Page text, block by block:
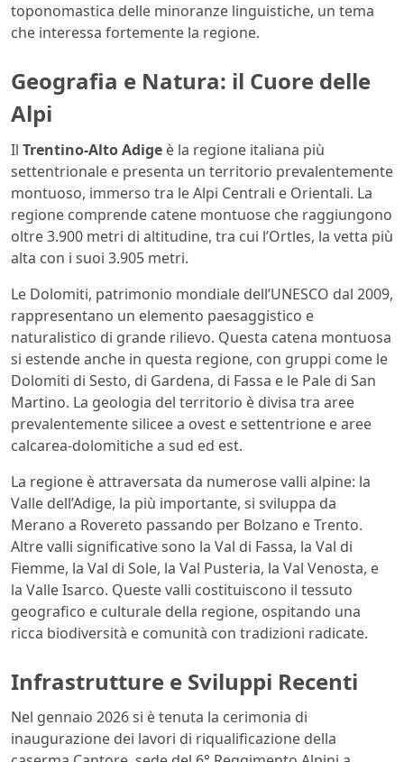
toponomastica delle minoranze linguistiche, un tema
che interessa fortemente la regione.
Geografia e Natura: il Cuore delle
Alpi
Il Trentino-Alto Adige è la regione italiana più
settentrionale e presenta un territorio prevalentemente
montuoso, immerso tra le Alpi Centrali e Orientali. La
regione comprende catene montuose che raggiungono
oltre 3.900 metri di altitudine, tra cui l’Ortles, la vetta più
alta con i suoi 3.905 metri.
Le Dolomiti, patrimonio mondiale dell’UNESCO dal 2009,
rappresentano un elemento paesaggistico e
naturalistico di grande rilievo. Questa catena montuosa
si estende anche in questa regione, con gruppi come le
Dolomiti di Sesto, di Gardena, di Fassa e le Pale di San
Martino. La geologia del territorio è divisa tra aree
prevalentemente silicee a ovest e settentrione e aree
calcarea-dolomitiche a sud ed est.
La regione è attraversata da numerose valli alpine: la
Valle dell’Adige, la più importante, si sviluppa da
Merano a Rovereto passando per Bolzano e Trento.
Altre valli significative sono la Val di Fassa, la Val di
Fiemme, la Val di Sole, la Val Pusteria, la Val Venosta, e
la Valle Isarco. Queste valli costituiscono il tessuto
geografico e culturale della regione, ospitando una
ricca biodiversità e comunità con tradizioni radicate.
Infrastrutture e Sviluppi Recenti
Nel gennaio 2026 si è tenuta la cerimonia di
inaugurazione dei lavori di riqualificazione della